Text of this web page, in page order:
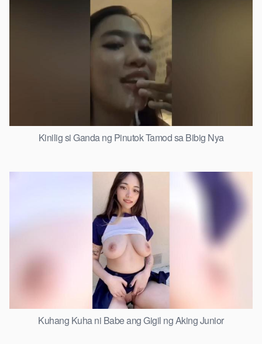
Kinilig si Ganda ng Pinutok Tamod sa Bibig Nya
Kuhang Kuha ni Babe ang Gigil ng Aking Junior